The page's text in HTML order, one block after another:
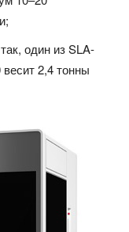
один из SLA-
2,4 тонны